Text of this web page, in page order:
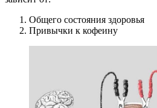
Общего состояния здоровья
Привычки к кофеину